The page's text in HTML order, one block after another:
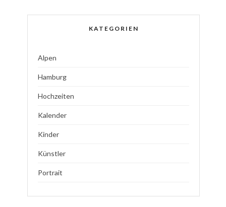
KATEGORIEN
Alpen
Hamburg
Hochzeiten
Kalender
Kinder
Künstler
Portrait